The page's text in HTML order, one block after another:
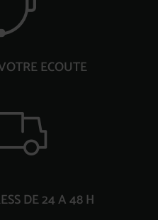
ECOUTE
DE 24 A 48 H